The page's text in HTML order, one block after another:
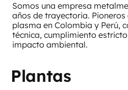
Somos una empresa
años de trayectoria.
plasma en Colombia y Perú,
técnica, cumplimiento
impacto ambiental.
Plantas